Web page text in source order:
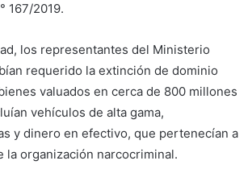
167/2019.
los representantes del Ministerio
requerido la extinción de dominio
valuados en cerca de 800 millones
vehículos de alta gama,
y dinero en efectivo, que pertenecían a
la organización narcocriminal.